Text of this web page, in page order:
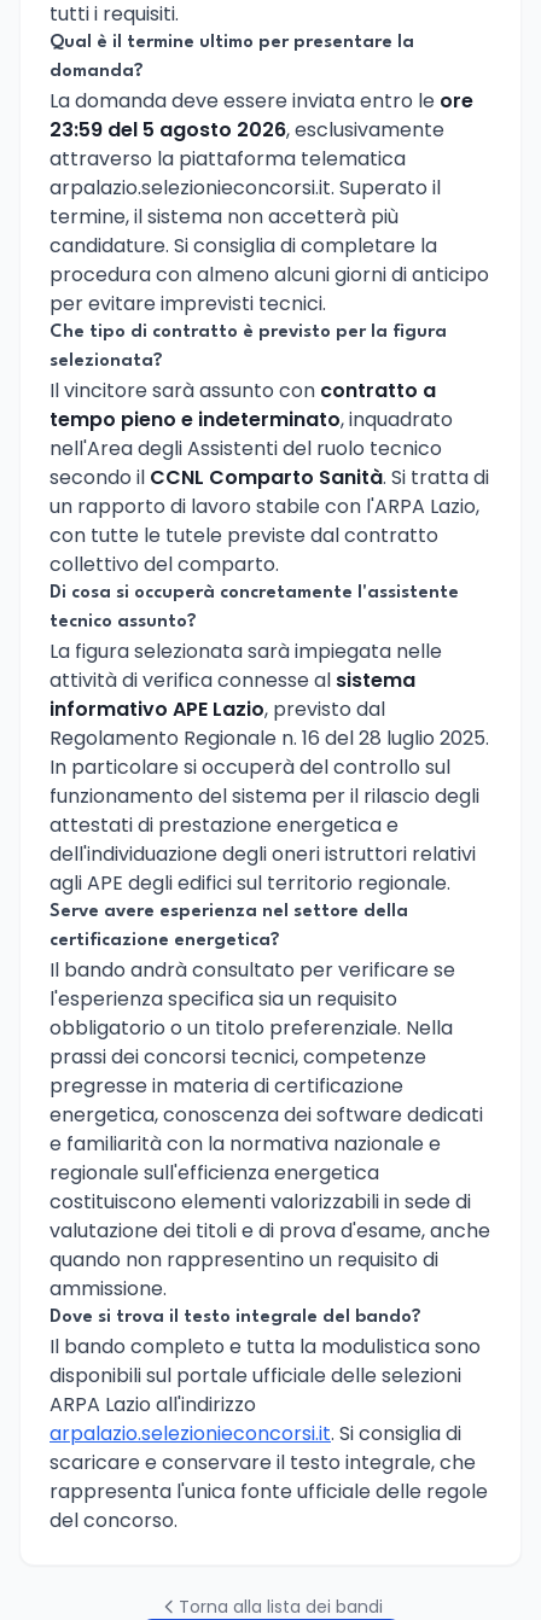
tutti i requisiti.
Qual è il termine ultimo per presentare la
domanda?
La domanda deve essere inviata entro le ore
23:59 del 5 agosto 2026, esclusivamente
attraverso la piattaforma telematica
arpalazio.selezionieconcorsi.it. Superato il
termine, il sistema non accetterà più
candidature. Si consiglia di completare la
procedura con almeno alcuni giorni di anticipo
per evitare imprevisti tecnici.
Che tipo di contratto è previsto per la figura
selezionata?
Il vincitore sarà assunto con contratto a
tempo pieno e indeterminato, inquadrato
nell'Area degli Assistenti del ruolo tecnico
secondo il CCNL Comparto Sanità. Si tratta di
un rapporto di lavoro stabile con l'ARPA Lazio,
con tutte le tutele previste dal contratto
collettivo del comparto.
Di cosa si occuperà concretamente l'assistente
tecnico assunto?
La figura selezionata sarà impiegata nelle
attività di verifica connesse al sistema
informativo APE Lazio, previsto dal
Regolamento Regionale n. 16 del 28 luglio 2025.
In particolare si occuperà del controllo sul
funzionamento del sistema per il rilascio degli
attestati di prestazione energetica e
dell'individuazione degli oneri istruttori relativi
agli APE degli edifici sul territorio regionale.
Serve avere esperienza nel settore della
certificazione energetica?
Il bando andrà consultato per verificare se
l'esperienza specifica sia un requisito
obbligatorio o un titolo preferenziale. Nella
prassi dei concorsi tecnici, competenze
pregresse in materia di certificazione
energetica, conoscenza dei software dedicati
e familiarità con la normativa nazionale e
regionale sull'efficienza energetica
costituiscono elementi valorizzabili in sede di
valutazione dei titoli e di prova d'esame, anche
quando non rappresentino un requisito di
ammissione.
Dove si trova il testo integrale del bando?
Il bando completo e tutta la modulistica sono
disponibili sul portale ufficiale delle selezioni
ARPA Lazio all'indirizzo
arpalazio.selezionieconcorsi.it. Si consiglia di
scaricare e conservare il testo integrale, che
rappresenta l'unica fonte ufficiale delle regole
del concorso.
Torna alla lista dei bandi